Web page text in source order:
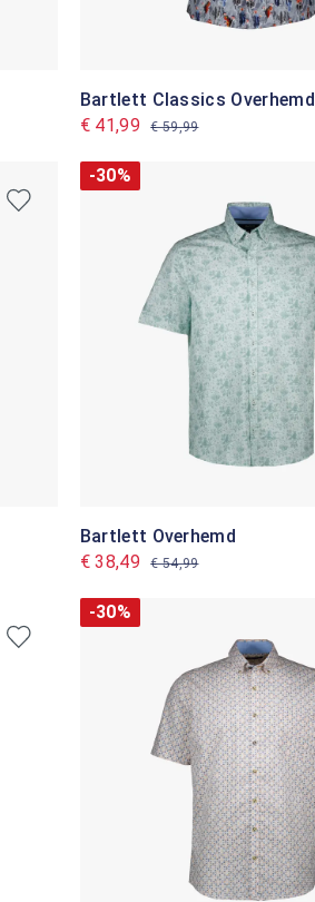
Bartlett Classics Overhemd
€ 41,99
€ 59,99
-30%
Bartlett Overhemd
€ 38,49
€ 54,99
-30%